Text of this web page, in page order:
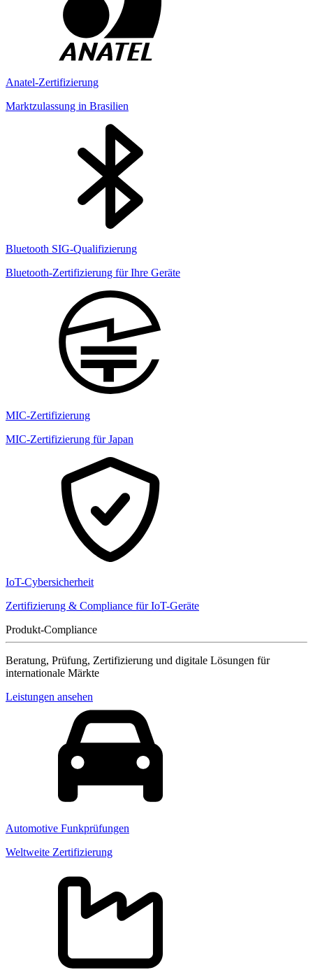
Anatel-Zertifizierung
Marktzulassung in Brasilien
Bluetooth SIG-Qualifizierung
Bluetooth-Zertifizierung für Ihre Geräte
MIC-Zertifizierung
MIC-Zertifizierung für Japan
IoT-Cybersicherheit
Zertifizierung & Compliance für IoT-Geräte
Produkt-Compliance
Beratung, Prüfung, Zertifizierung und digitale Lösungen für
internationale Märkte
Leistungen ansehen
Automotive Funkprüfungen
Weltweite Zertifizierung